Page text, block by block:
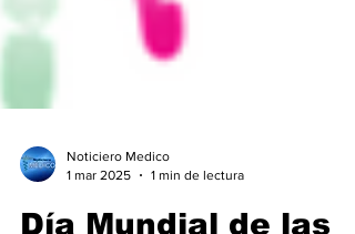
Noticiero Medico